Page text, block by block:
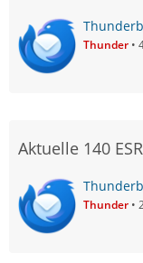
Thunder
Aktuelle 140
Thunder